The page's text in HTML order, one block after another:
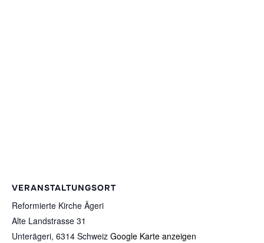
VERANSTALTUNGSORT
Reformierte Kirche Ägeri
Alte Landstrasse 31
Unterägeri, 6314 Schweiz Google Karte anzeigen